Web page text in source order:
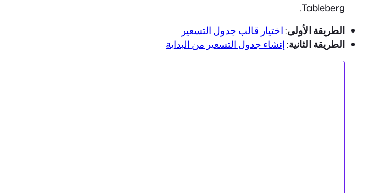
Tableberg.
الطريقة الأولى: اختيار قالب جدول التسعير
الطريقة الثانية: إنشاء جدول التسعير من البداية